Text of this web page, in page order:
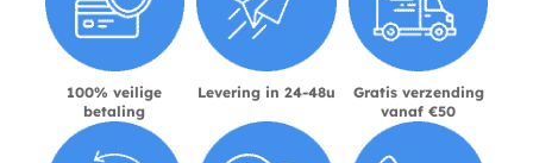
100% veilige
betaling
Levering in 24-48u
Gratis verzending
vanaf €50